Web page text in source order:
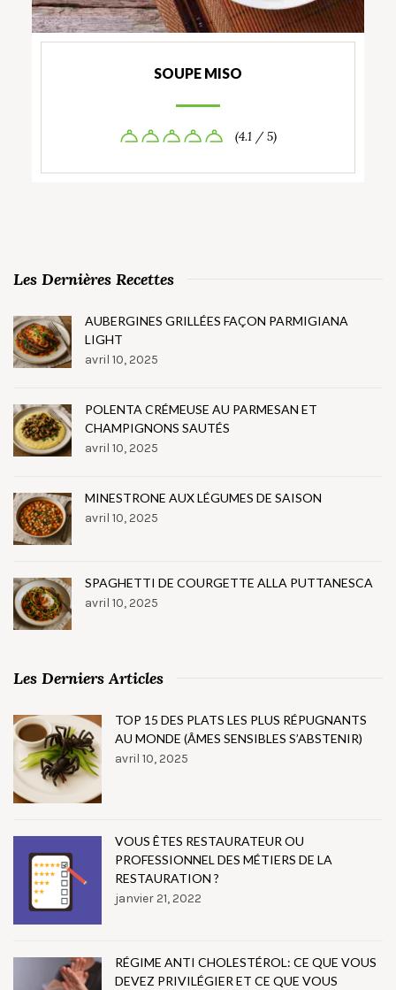
SOUPE MISO
(4.1 / 5)
Les Dernières Recettes
AUBERGINES GRILLÉES FAÇON PARMIGIANA
LIGHT
avril 10, 2025
POLENTA CRÉMEUSE AU PARMESAN ET
CHAMPIGNONS SAUTÉS
avril 10, 2025
MINESTRONE AUX LÉGUMES DE SAISON
avril 10, 2025
SPAGHETTI DE COURGETTE ALLA PUTTANESCA
avril 10, 2025
Les Derniers Articles
TOP 15 DES PLATS LES PLUS RÉPUGNANTS
AU MONDE (ÂMES SENSIBLES S’ABSTENIR)
avril 10, 2025
VOUS ÊTES RESTAURATEUR OU
PROFESSIONNEL DES MÉTIERS DE LA
RESTAURATION ?
janvier 21, 2022
RÉGIME ANTI CHOLESTÉROL: CE QUE VOUS
DEVEZ PRIVILÉGIER ET CE QUE VOUS